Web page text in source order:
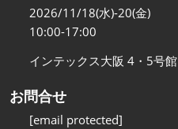
2026/11/18(水)-20(金)
10:00-17:00
インテックス大阪 4・5号館
お問合せ
[email protected]